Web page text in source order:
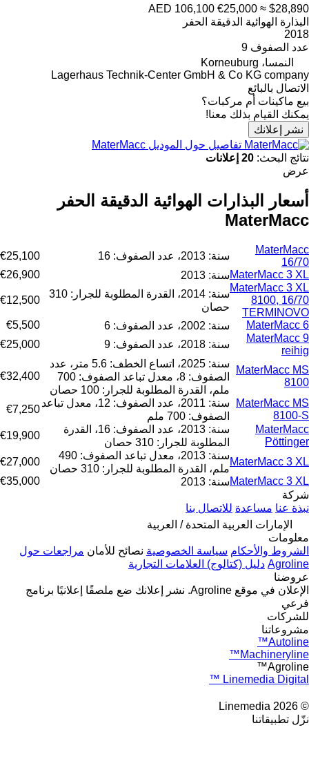
AED 106,100 €25,000 ≈ $28,890
البذارة الهوائية الدقيقة الحفر
2018
عدد الصفوف 9
النمسا، Korneuburg
Lagerhaus Technik-Center GmbH & Co KG company
الاتصال بالبائع
بيع ماكينات أم مركبات؟
يمكنك القيام بذلك معنا!
نشر إعلانك
تفاصيل حول الموديل MaterMacc
نتائج البحث: 20 إعلانات
عرض
أسعار البذارات الهوائية الدقيقة الحفر
MaterMacc
MaterMacc
16/70
سنة: 2013، عدد الصفوف: 16
€25,100
MaterMacc 3 XLسنة: 2013
€26,900
MaterMacc 3 XL
8100, 16/70
TERMINOVO
سنة: 2014، القدرة المطلوبة للجرار: 310
حصان
€12,500
MaterMacc 6 سنة: 2002، عدد الصفوف: 6
€5,500
MaterMacc 9
reihig
سنة: 2018، عدد الصفوف: 9 €25,000
MaterMacc MS
8100
سنة: 2025، اتساع الخطف: 5.6 متر، عدد
الصفوف: 8، معدل تباعد الصفوف: 700
ملم، القدرة المطلوبة للجرار: 100 حصان
€32,400
MaterMacc MS
8100-S
سنة: 2011، عدد الصفوف: 12، معدل تباعد
الصفوف: 700 ملم
€7,250
MaterMacc
Pöttinger
سنة: 2013، عدد الصفوف: 16، القدرة
المطلوبة للجرار: 310 حصان
€19,900
MaterMacc 3 XL
سنة: 2013، معدل تباعد الصفوف: 490
ملم، القدرة المطلوبة للجرار: 310 حصان
€27,000
MaterMacc 3 XLسنة: 2013
€35,000
شركة
نبذة عنا مساعدة للاتصال بنا
الإمارات العربية المتحدة / العربية
معلومات
الشروط والأحكام سياسة الخصوصية نصائح للأمان مراجعات حول
Agroline دليل (كتالوج) العلامات التجارية
عروضنا
الإعلان في موقع Agroline.
نشر إعلانك ضع ملصقًا إعلانيًا برنامج
فرعي
للشركات
مشروعاتنا
Autoline™
Machineryline™
Agroline™
Linemedia Digital ™
© 2026 Linemedia
نزّل تطبيقاتنا